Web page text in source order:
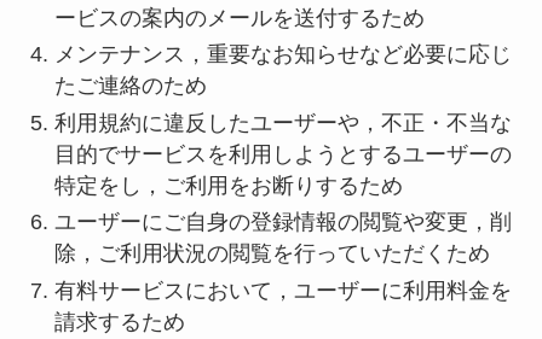
ービスの案内のメールを送付するため
メンテナンス，重要なお知らせなど必要に応じ
たご連絡のため
利用規約に違反したユーザーや，不正・不当な
目的でサービスを利用しようとするユーザーの
特定をし，ご利用をお断りするため
ユーザーにご自身の登録情報の閲覧や変更，削
除，ご利用状況の閲覧を行っていただくため
有料サービスにおいて，ユーザーに利用料金を
請求するため